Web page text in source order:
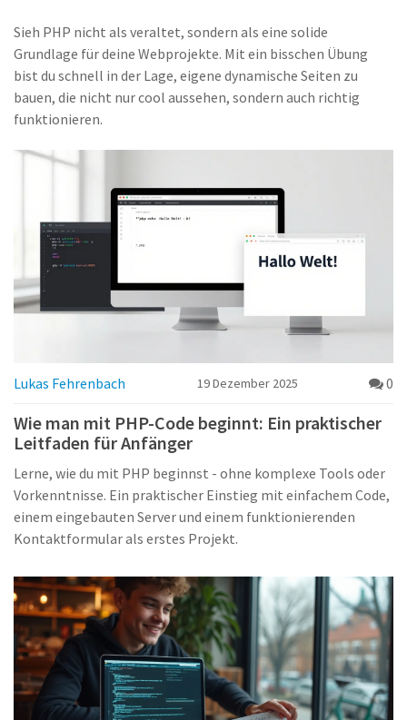
Sieh PHP nicht als veraltet, sondern als eine solide
Grundlage für deine Webprojekte. Mit ein bisschen Übung
bist du schnell in der Lage, eigene dynamische Seiten zu
bauen, die nicht nur cool aussehen, sondern auch richtig
funktionieren.
Lukas Fehrenbach 19 Dezember 2025 0
Wie man mit PHP-Code beginnt: Ein praktischer
Leitfaden für Anfänger
Lerne, wie du mit PHP beginnst - ohne komplexe Tools oder
Vorkenntnisse. Ein praktischer Einstieg mit einfachem Code,
einem eingebauten Server und einem funktionierenden
Kontaktformular als erstes Projekt.